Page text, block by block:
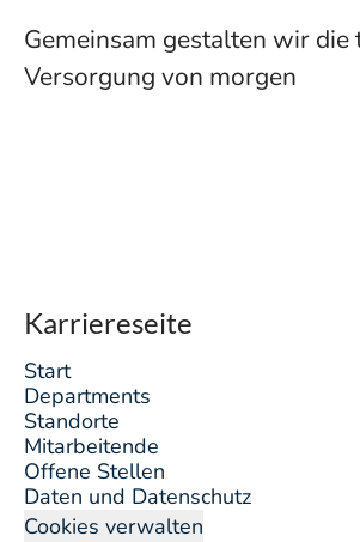
Gemeinsam gestalten wir
Versorgung von morgen
Karriereseite
Start
Departments
Standorte
Mitarbeitende
Offene Stellen
Daten und Datenschutz
Cookies verwalten